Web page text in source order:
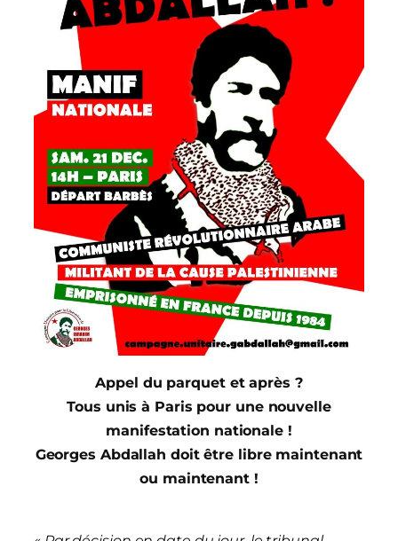
Appel du parquet et après ?
Tous unis à Paris pour une nouvelle
manifestation nationale !
Georges Abdallah doit être libre maintenant
ou maintenant !